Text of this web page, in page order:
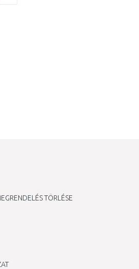
TÖRLÉSE